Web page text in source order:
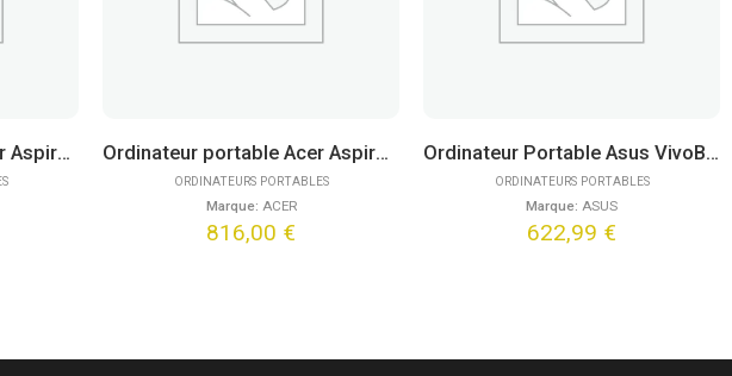
Ordinateur Portable Acer Aspire Go 15 AG15-71P-56YF (15,6″)
ORDINATEURS PORTABLES
Marque: ACER
Ordinateur portable Acer Aspire Go 15 AG15-72P-54UU (15.6″)
816,00 €
ORDINATEURS PORTABLES
Marque: ASUS
Ordinateur Portable Asus VivoBook 15 X1504ZA-BQ831W (15,6″)
622,99 €